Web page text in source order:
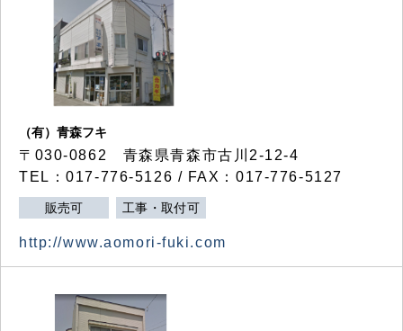
（有）青森フキ
〒030-0862 青森県青森市古川2-12-4
TEL：017-776-5126 / FAX：017-776-5127
販売可 工事・取付可
http://www.aomori-fuki.com